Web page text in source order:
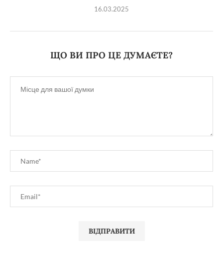
16.03.2025
ЩО ВИ ПРО ЦЕ ДУМАЄТЕ?